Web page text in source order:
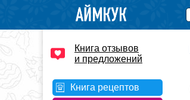
Книга отзывов
и предложений
Книга рецептов